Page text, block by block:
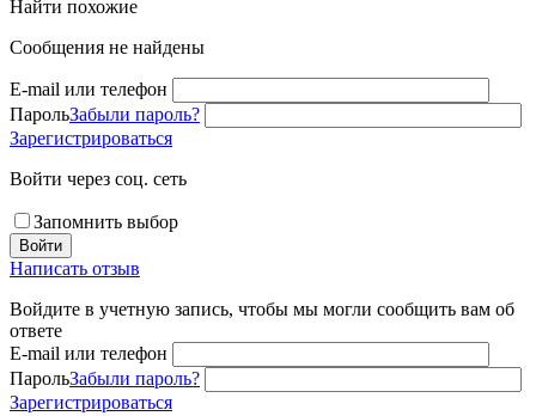
Найти похожие
Сообщения не найдены
E-mail или телефон
ПарольЗабыли пароль?
Зарегистрироваться
Войти через соц. сеть
Запомнить выбор
Войти
Написать отзыв
Войдите в учетную запись, чтобы мы могли сообщить вам об
ответе
E-mail или телефон
ПарольЗабыли пароль?
Зарегистрироваться